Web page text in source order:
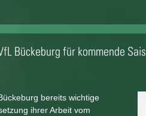
Bückeburg für kommende
bereits wichtige
ihrer Arbeit vom